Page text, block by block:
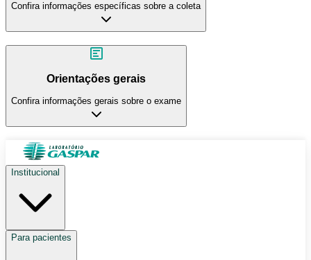
Confira informações específicas sobre a coleta
Orientações gerais
Confira informações gerais sobre o exame
Institucional
Para pacientes